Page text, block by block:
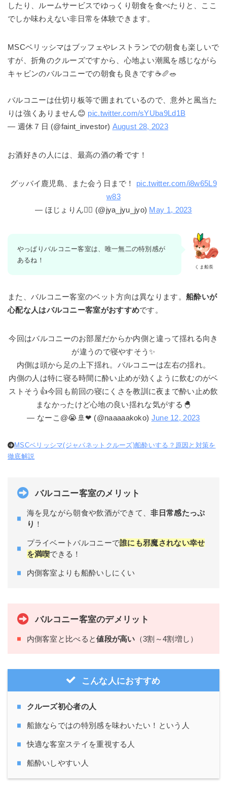
したり、ルームサービスでゆっくり朝食を食べたりと、ここ
でしか味わえない非日常を体験できます。
MSCベリッシマはブッフェやレストランでの朝食も楽しいで
すが、折角のクルーズですから、心地よい潮風を感じながら
キャビンのバルコニーでの朝食も良きです☕🥖🥗
バルコニーは仕切り板等で囲まれているので、意外と風当た
りは強くありません😊 pic.twitter.com/sYUba9Ld1B
— 週休７日 (@faint_investor) August 28, 2023
お酒好きの人には、最高の酒の肴です！
グッバイ鹿児島、また会う日まで！ pic.twitter.com/i8w65L9
w83
— ほじょりん🚴‍♂️ (@jya_jyu_jyo) May 1, 2023
くま船長
やっぱりバルコニー客室は、唯一無二の特別感が
あるね！
また、バルコニー客室のベット方向は異なります。 船酔いが
心配な人はバルコニー客室がおすすめです。
今回はバルコニーのお部屋だからか内側と違って揺れる向き
が違うので寝やすそう✨
内側は頭から足の上下揺れ。バルコニーは左右の揺れ。
内側の人は特に寝る時間に酔い止めが効くように飲むのがベ
ストそう👍今回も前回の寝にくさを教訓に夜まで酔い止め飲
まなかったけど心地の良い揺れな気がする🐣
— なーこ@😭🚢❤ (@naaaaakoko) June 12, 2023
MSCベリッシマ(ジャパネットクルーズ)船酔いする？原因と対策を
徹底解説
バルコニー客室のメリット
海を見ながら朝食や飲酒ができて、非日常感たっぷ
り ！
プライベートバルコニーで誰にも邪魔されない幸せ
を満喫できる！
内側客室よりも船酔いしにくい
バルコニー客室のデメリット
内側客室と比べると値段が高い （3割～4割増し）
こんな人におすすめ
クルーズ初心者の人
船旅ならではの特別感を味わいたい！という人
快適な客室ステイを重視する人
船酔いしやすい人